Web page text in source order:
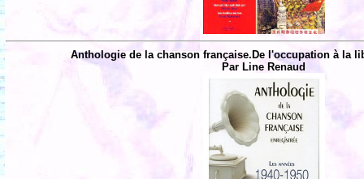
Anthologie de la chanson française.De l'occupation à la
Par Line Renaud